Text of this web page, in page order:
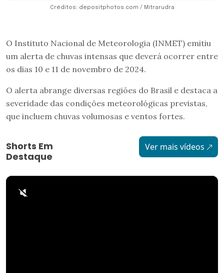
Créditos: depositphotos.com / Mitrarudra
O Instituto Nacional de Meteorologia (INMET) emitiu
um alerta de chuvas intensas que deverá ocorrer entre
os dias 10 e 11 de novembro de 2024.
O alerta abrange diversas regiões do Brasil e destaca a
severidade das condições meteorológicas previstas,
que incluem chuvas volumosas e ventos fortes.
Shorts Em
Destaque
Ver mais vídeos